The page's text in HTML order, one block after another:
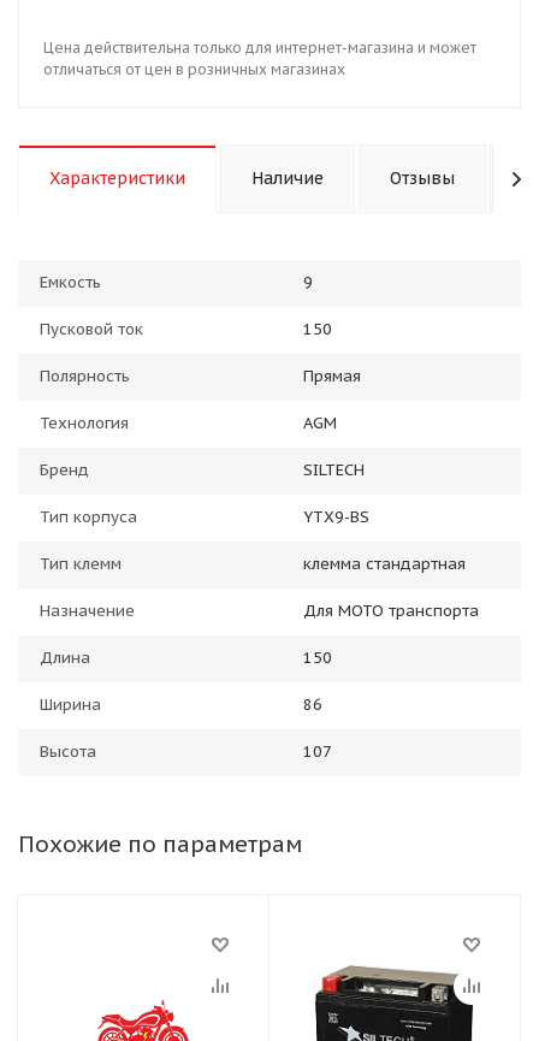
Цена действительна только для интернет-магазина и может
отличаться от цен в розничных магазинах
Характеристики Наличие Отзывы
Емкость 9
Пусковой ток 150
Полярность Прямая
Технология AGM
Бренд SILTECH
Тип корпуса YTX9-BS
Тип клемм клемма стандартная
Назначение Для МОТО транспорта
Длина 150
Ширина 86
Высота 107
Похожие по параметрам